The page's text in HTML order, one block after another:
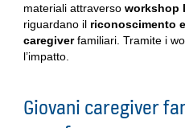
materiali attraversoworkshop
riguardano il riconoscimento e
caregiverfamiliari. Tramite i
l’impatto.
Giovani caregiver